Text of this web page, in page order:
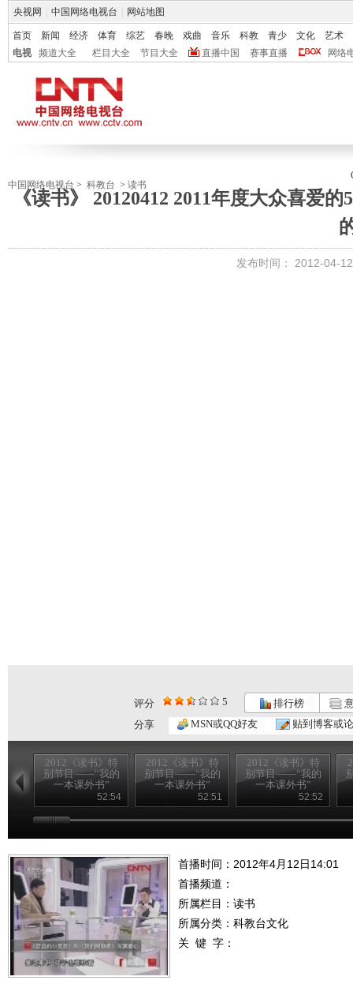
央视网 中国网络电视台 网站地图
首页 新闻 经济 体育 综艺 春晚 戏曲 音乐 科教 青少 文化
艺术
电视
频道大全 栏目大全 节目大全 直播中国 赛事直播 网络
中国网络电视台 > 科教台 > 读书
《读书》 20120412 2011年度大众喜爱
发布时间： 2012-04-
评分 5 排行榜
分享
MSN或QQ好友 贴到博客或
2012《读书》特
别节目——“我的
一本课外书”
2012082652:54
2012《读书》特
别节目——“我的
一本课外书”
2012082552:51
2012《读书》特
别节目——“我的
一本课外书”
2012082452:52
首播时间：2012年4月12日14:01
首播频道：
所属栏目： 读书
所属分类：科教台文化
关 键 字：